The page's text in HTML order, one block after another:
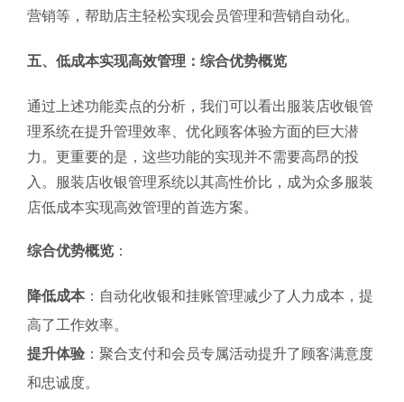
营销等，帮助店主轻松实现会员管理和营销自动化。
五、低成本实现高效管理：综合优势概览
通过上述功能卖点的分析，我们可以看出服装店收银管
理系统在提升管理效率、优化顾客体验方面的巨大潜
力。更重要的是，这些功能的实现并不需要高昂的投
入。服装店收银管理系统以其高性价比，成为众多服装
店低成本实现高效管理的首选方案。
综合优势概览 ：
降低成本：自动化收银和挂账管理减少了人力成本，提
高了工作效率。
提升体验 ：聚合支付和会员专属活动提升了顾客满意度
和忠诚度。